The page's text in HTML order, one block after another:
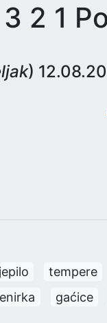
3 2 1
)
tempere
gaćice